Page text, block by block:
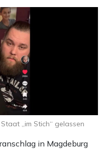
in Magdeburg
„im Stich“ gelassen